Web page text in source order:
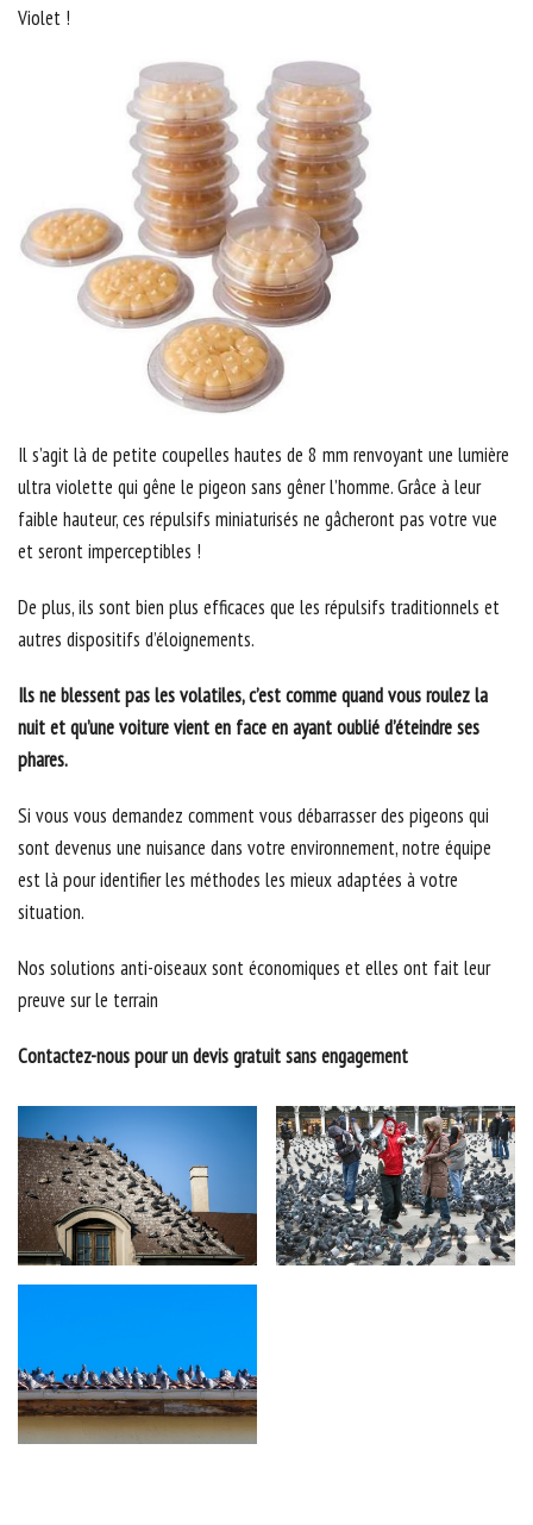
Violet !
Il s’agit là de petite coupelles hautes de 8 mm renvoyant une lumière
ultra violette qui gêne le pigeon sans gêner l’homme. Grâce à leur
faible hauteur, ces répulsifs miniaturisés ne gâcheront pas votre vue
et seront imperceptibles !
De plus, ils sont bien plus efficaces que les répulsifs traditionnels et
autres dispositifs d’éloignements.
Ils ne blessent pas les volatiles, c’est comme quand vous roulez la
nuit et qu’une voiture vient en face en ayant oublié d’éteindre ses
phares.
Si vous vous demandez comment vous débarrasser des pigeons qui
sont devenus une nuisance dans votre environnement, notre équipe
est là pour identifier les méthodes les mieux adaptées à votre
situation.
Nos solutions anti-oiseaux sont économiques et elles ont fait leur
preuve sur le terrain
Contactez-nous pour un devis gratuit sans engagement